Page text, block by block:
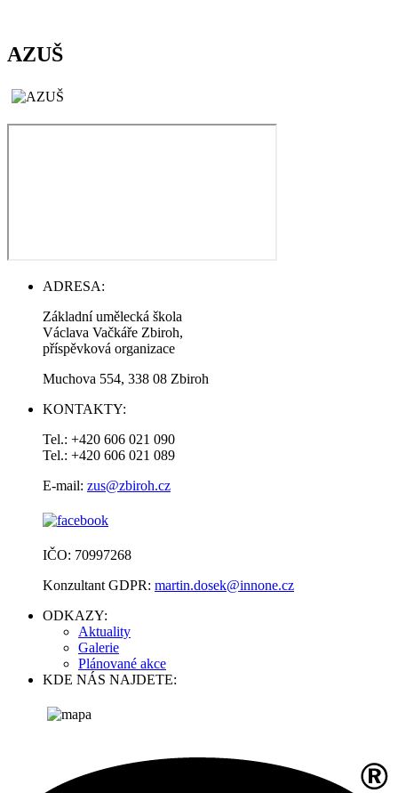
AZUŠ
ADRESA:
Základní umělecká škola
Václava Vačkáře Zbiroh,
příspěvková organizace
Muchova 554, 338 08 Zbiroh
KONTAKTY:
Tel.: +420 606 021 090
Tel.: +420 606 021 089
E-mail: zus@zbiroh.cz
IČO: 70997268
Konzultant GDPR: martin.dosek@innone.cz
ODKAZY:
Aktuality
Galerie
Plánované akce
KDE NÁS NAJDETE: